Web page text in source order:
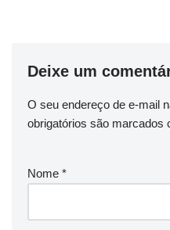
Deixe um
O seu endereço de e-mail
obrigatórios são marcados
Nome *